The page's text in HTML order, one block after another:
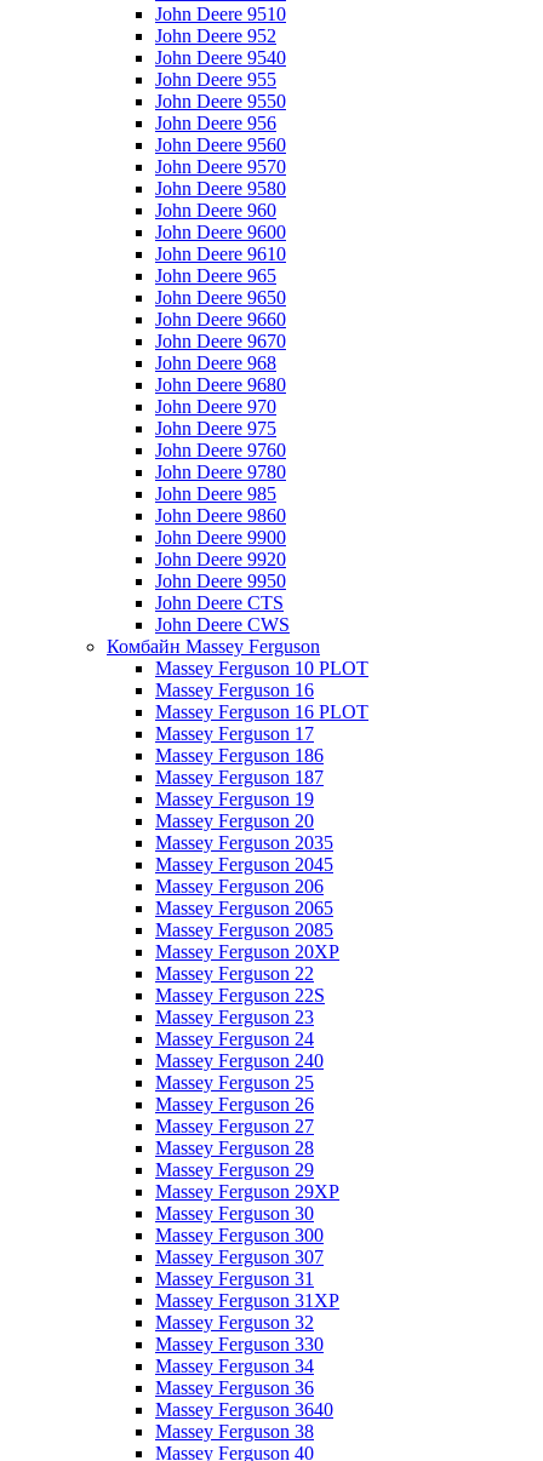
John Deere 9510
John Deere 952
John Deere 9540
John Deere 955
John Deere 9550
John Deere 956
John Deere 9560
John Deere 9570
John Deere 9580
John Deere 960
John Deere 9600
John Deere 9610
John Deere 965
John Deere 9650
John Deere 9660
John Deere 9670
John Deere 968
John Deere 9680
John Deere 970
John Deere 975
John Deere 9760
John Deere 9780
John Deere 985
John Deere 9860
John Deere 9900
John Deere 9920
John Deere 9950
John Deere CTS
John Deere CWS
Комбайн Massey Ferguson
Massey Ferguson 10 PLOT
Massey Ferguson 16
Massey Ferguson 16 PLOT
Massey Ferguson 17
Massey Ferguson 186
Massey Ferguson 187
Massey Ferguson 19
Massey Ferguson 20
Massey Ferguson 2035
Massey Ferguson 2045
Massey Ferguson 206
Massey Ferguson 2065
Massey Ferguson 2085
Massey Ferguson 20XP
Massey Ferguson 22
Massey Ferguson 22S
Massey Ferguson 23
Massey Ferguson 24
Massey Ferguson 240
Massey Ferguson 25
Massey Ferguson 26
Massey Ferguson 27
Massey Ferguson 28
Massey Ferguson 29
Massey Ferguson 29XP
Massey Ferguson 30
Massey Ferguson 300
Massey Ferguson 307
Massey Ferguson 31
Massey Ferguson 31XP
Massey Ferguson 32
Massey Ferguson 330
Massey Ferguson 34
Massey Ferguson 36
Massey Ferguson 3640
Massey Ferguson 38
Massey Ferguson 40